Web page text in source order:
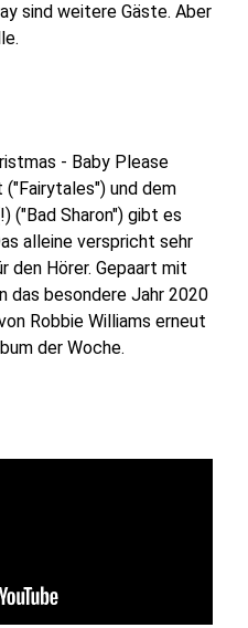
sind weitere Gäste. Aber
- Baby Please
und dem
("Bad Sharon") gibt es
alleine verspricht sehr
den Hörer. Gepaart mit
das besondere Jahr 2020
Robbie Williams erneut
der Woche.